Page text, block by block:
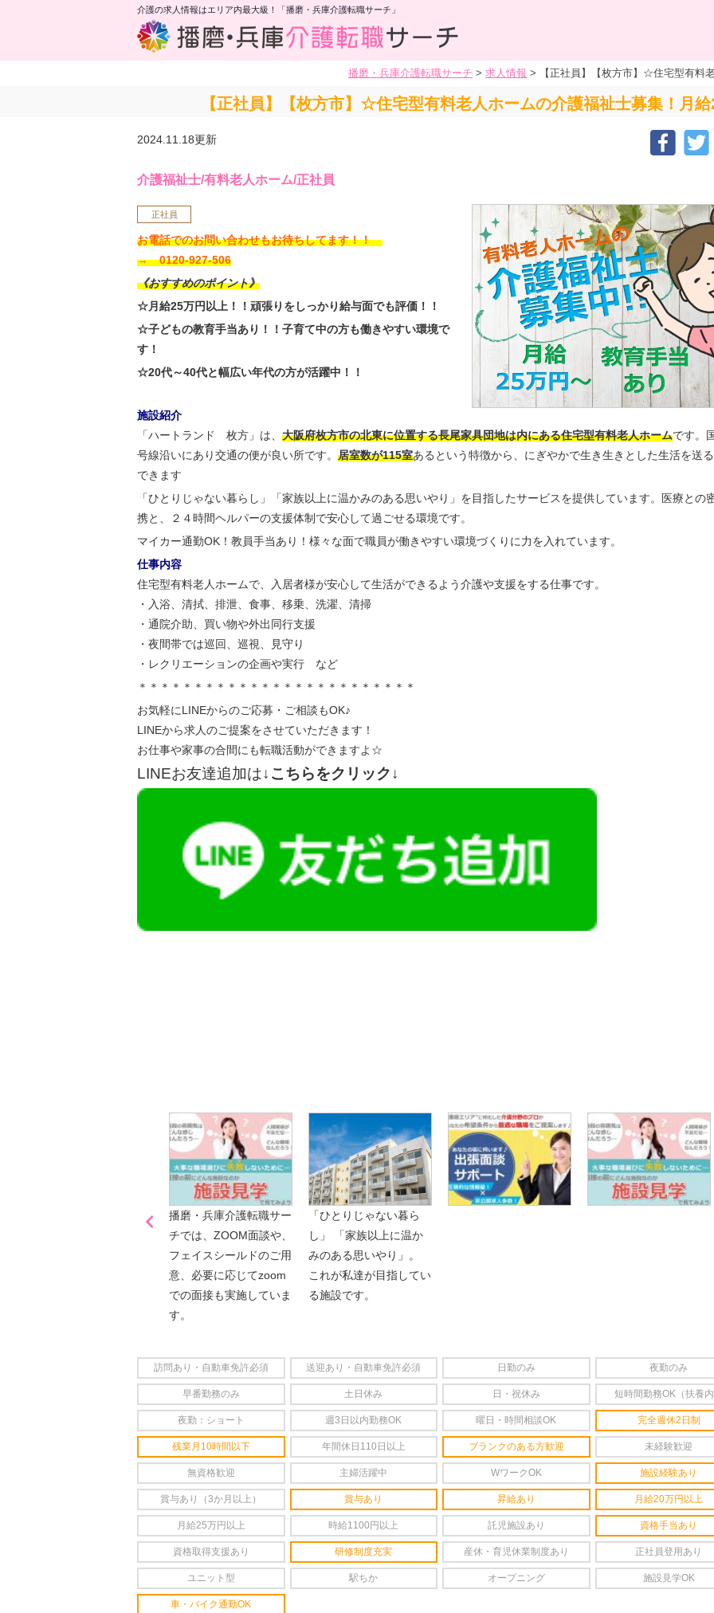
介護の求人情報はエリア内最大級！「播磨・兵庫介護転職サーチ」
播磨・兵庫介護転職サーチ > 求人情報 > 【正社員】【枚方市】☆住宅型有料
【正社員】【枚方市】☆住宅型有料老人ホームの介護福祉士募集！月
2024.11.18更新
介護福祉士/有料老人ホーム/正社員
正社員
お電話でのお問い合わせもお待ちしてます！！
→ 0120-927-506
《おすすめのポイント》
☆月給25万円以上！！頑張りをしっかり給与面でも評価！！
☆子どもの教育手当あり！！子育て中の方も働きやすい環境で
す！
☆20代～40代と幅広い年代の方が活躍中！！
施設紹介
「ハートランド 枚方」は、 大阪府枚方市の北東に位置する長尾家具団地は内にある住宅型有料老人ホームです。
号線沿いにあり交通の便が良い所です。 居室数が115室あるという特徴から、にぎやかで生き生きとした生活を送
できます
「ひとりじゃない暮らし」「家族以上に温かみのある思いやり」を目指したサービスを提供しています。医療との
携と、２４時間ヘルパーの支援体制で安心して過ごせる環境です。
マイカー通勤OK！教員手当あり！様々な面で職員が働きやすい環境づくりに力を入れています。
仕事内容
住宅型有料老人ホームで、入居者様が安心して生活ができるよう介護や支援をする仕事です。
・入浴、清拭、排泄、食事、移乗、洗濯、清掃
・通院介助、買い物や外出同行支援
・夜間帯では巡回、巡視、見守り
・レクリエーションの企画や実行 など
＊＊＊＊＊＊＊＊＊＊＊＊＊＊＊＊＊＊＊＊＊＊＊＊＊
お気軽にLINEからのご応募・ご相談もOK♪
LINEから求人のご提案をさせていただきます！
お仕事や家事の合間にも転職活動ができますよ☆
LINEお友達追加は↓こちらをクリック↓
「喫煙可能区域での業務
播磨・兵庫介護転職サー
チでは、ZOOM面談や、
フェイスシールドのご用
意、必要に応じてzoom
での面接も実施していま
す。
「ひとりじゃない暮ら
し」 「家族以上に温か
みのある思いやり」。
これが私達が目指してい
る施設です。

訪問あり・自動車免許必須 送迎あり・自動車免許必須 日勤のみ 夜勤のみ
早番勤務のみ 土日休み 日・祝休み 短時間勤務OK（扶養
夜勤：ショート 週3日以内勤務OK 曜日・時間相談OK 完全週休2日制
残業月10時間以下 年間休日110日以上 ブランクのある方歓迎 未経験歓迎
無資格歓迎 主婦活躍中 WワークOK 施設経験あり
賞与あり（3か月以上） 賞与あり 昇給あり 月給20万円以上
月給25万円以上 時給1100円以上 託児施設あり 資格手当あり
資格取得支援あり 研修制度充実 産休・育児休業制度あり 正社員登用あり
ユニット型 駅ちか オープニング 施設見学OK
車・バイク通勤OK